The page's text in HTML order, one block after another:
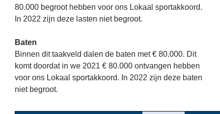
80.000 begroot hebben voor ons Lokaal sportakkoord.
In 2022 zijn deze lasten niet begroot.
Baten
Binnen dit taakveld dalen de baten met € 80.000. Dit
komt doordat in we 2021 € 80.000 ontvangen hebben
voor ons Lokaal sportakkoord. In 2022 zijn deze baten
niet begroot.